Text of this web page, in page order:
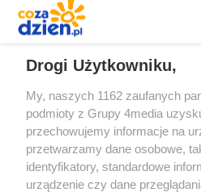
Drogi Użytkowniku,
My, naszych 1162 zaufanych
podmioty z Grupy 4media
przechowujemy informacje na
przetwarzamy dane osobowe,
identyfikatory, standardowe
urządzenie czy dane